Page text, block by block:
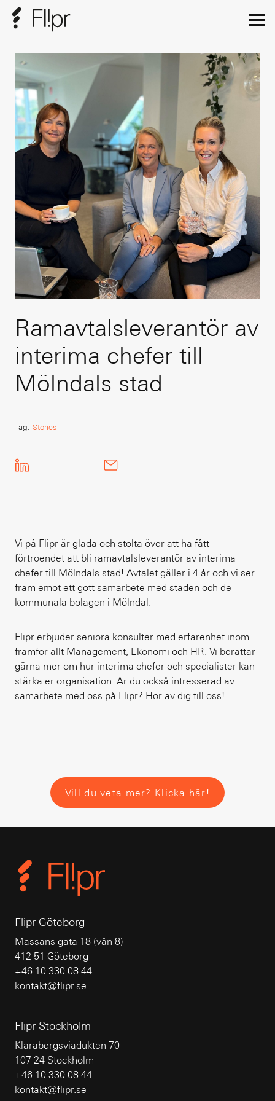
Ramavtalsleverantör av
interima chefer till
Mölndals stad
Tag: Stories
Vi på Flipr är glada och stolta över att ha fått
förtroendet att bli ramavtalsleverantör av interima
chefer till Mölndals stad! Avtalet gäller i 4 år och vi ser
fram emot ett gott samarbete med staden och de
kommunala bolagen i Mölndal.
Flipr erbjuder seniora konsulter med erfarenhet inom
framför allt Management, Ekonomi och HR. Vi berättar
gärna mer om hur interima chefer och specialister kan
stärka er organisation. Är du också intresserad av
samarbete med oss på Flipr? Hör av dig till oss!
Vill du veta mer? Klicka här!
Flipr Göteborg
Mässans gata 18 (vån 8)
412 51 Göteborg
+46 10 330 08 44
kontakt@flipr.se
Flipr Stockholm
Klarabergsviadukten 70
107 24 Stockholm
+46 10 330 08 44
kontakt@flipr.se